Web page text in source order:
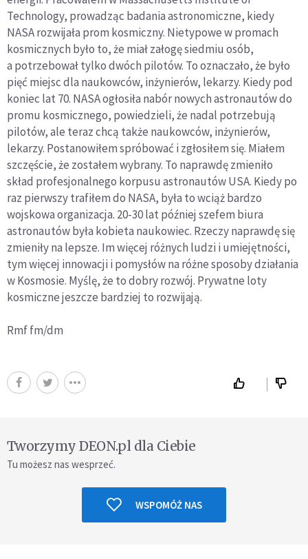
Technology, prowadząc badania astronomiczne, kiedy
NASA rozwijała prom kosmiczny. Nietypowe w promach
kosmicznych było to, że miał załogę siedmiu osób,
a potrzebował tylko dwóch pilotów. To oznaczało, że było
pięć miejsc dla naukowców, inżynierów, lekarzy. Kiedy pod
koniec lat 70. NASA ogłosiła nabór nowych astronautów do
promu kosmicznego, powiedzieli, że nadal potrzebują
pilotów, ale teraz chcą także naukowców, inżynierów,
lekarzy. Postanowiłem spróbować i zgłosiłem się. Miałem
szczęście, że zostałem wybrany. To naprawdę zmieniło
skład profesjonalnego korpusu astronautów USA. Kiedy po
raz pierwszy trafiłem do NASA, była to wciąż bardzo
wojskowa organizacja. 20-30 lat później szefem biura
astronautów była kobieta naukowiec. Rzeczy naprawdę się
zmieniły na lepsze. Im więcej różnych ludzi i umiejętności,
tym więcej innowacji i pomysłów na różne sposoby działania
w Kosmosie. Myślę, że to dobry rozwój. Prywatne loty
kosmiczne jeszcze bardziej to rozwijają.
Rmf fm/dm
Tworzymy DEON.pl dla Ciebie
Tu możesz nas wesprzeć.
WSPOMÓŻ NAS